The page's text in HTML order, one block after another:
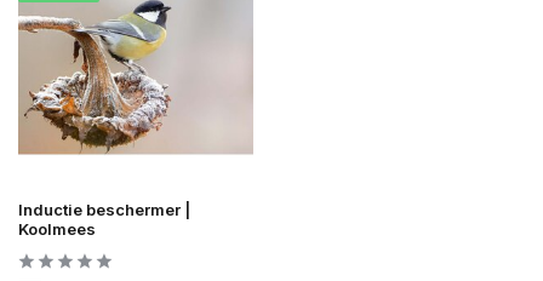
Inductie beschermer |
Koolmees